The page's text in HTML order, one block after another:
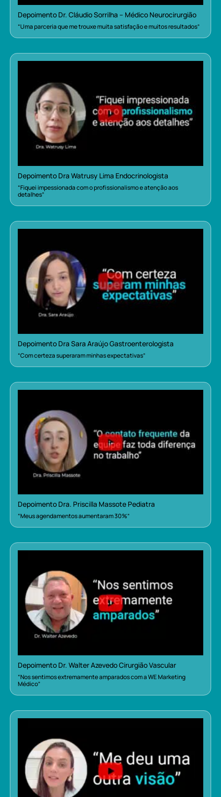
Depoimento Dr. Cláudio Sorrilha – Médico Neurocirurgião
“Uma parceria que me trouxe muita satisfação e muitos resultados”
Depoimento Dra Watrusy Lima Endocrinologista
“Fiquei impessionada com o profissionalismo e atenção aos
detalhes”
Depoimento Dra Sara Araújo Gastroenterologista
“Com certeza superaram minhas expectativas”
Depoimento Dra. Priscilla Massote Pediatra
“Meus agendamentos aumentaram 30%”
Depoimento Dr. Walter Azevedo Cirurgião Vascular
“Nos sentimos extremamente amparados com a WE Marketing
Médico”